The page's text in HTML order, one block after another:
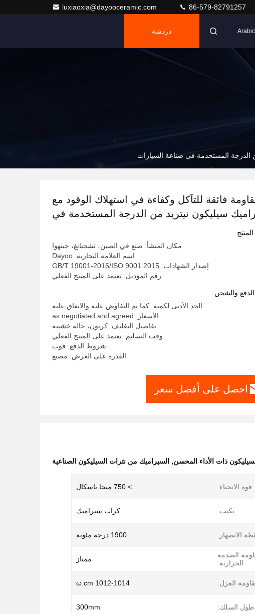
luxiaoxia@dayooceramic.com 86-579-82791257
Arabic دردشة
الدرجة المستخدمة في صناعة السيارات
فائقة للتآكل وكفاءة في استهلاك الوقود مع
سيليكون نيتريد من الدرجة المستخدمة في
مكان المنشأ: صنع في الصين، تشجيانغ، جينهوا
اسم العلامة التجارية: Dayoo
إصدار الشهادات: GB/T 19001-2016/ISO 9001:2015
رقم الموديل: تعتمد على المنتج الفعلي
والشحن
الحد الأدنى لكمية: كما تم التفاوض عليه والاتفاق عليه
الأسعار: as negotiated and agreed
تفاصيل التغليف: كرتون، حالة خشبية
وقت التسليم: تعتمد على المنتج الفعلي
شروط الدفع: فوب
القدرة على العرض: مصنع
احصل على أفضل سعر
ذات الأداء المحسن, السيراميك من نترات السيليكون الصناعية
قوة الانحناء: > 750 ميجا باسكال
يكتب: كرات سيراميك
الانصهار: 1900 درجة مئوية
الصدمة
الحرارية:
ممتاز
العزل: 1012-1014 ω.cm
طول السلك: 300mm